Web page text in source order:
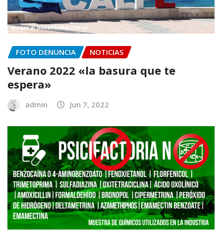
FOTO DENUNCIA NOTICIAS
Verano 2022 «la basura que te
espera»
admin Jun 7, 2022